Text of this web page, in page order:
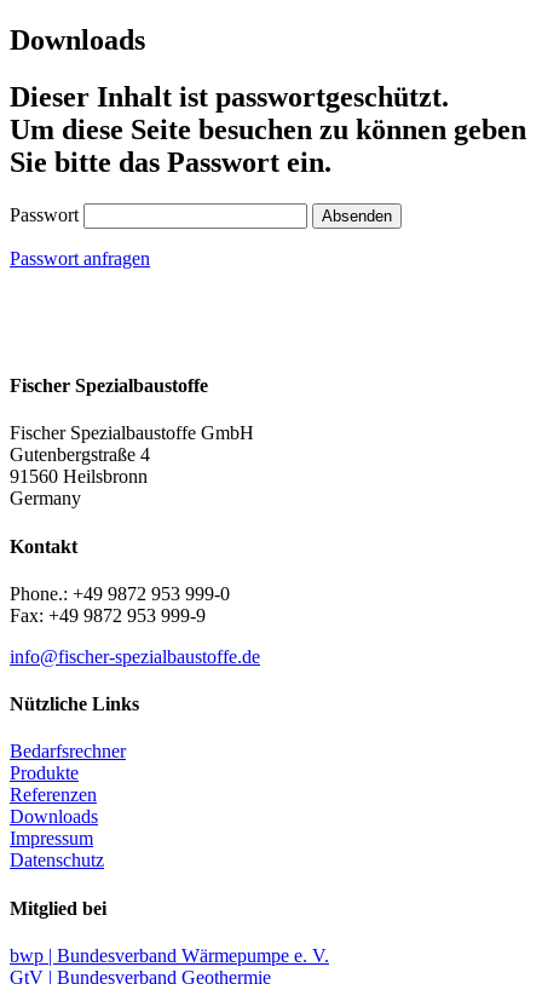
Downloads
Dieser Inhalt ist passwortgeschützt.
Um diese Seite besuchen zu können geben
Sie bitte das Passwort ein.
Passwort
Passwort anfragen
Fischer Spezialbaustoffe
Fischer Spezialbaustoffe GmbH
Gutenbergstraße 4
91560 Heilsbronn
Germany
Kontakt
Phone.: +49 9872 953 999-0
Fax: +49 9872 953 999-9
info@fischer-spezialbaustoffe.de
Nützliche Links
Bedarfsrechner
Produkte
Referenzen
Downloads
Impressum
Datenschutz
Mitglied bei
bwp | Bundesverband Wärmepumpe e. V.
GtV | Bundesverband Geothermie